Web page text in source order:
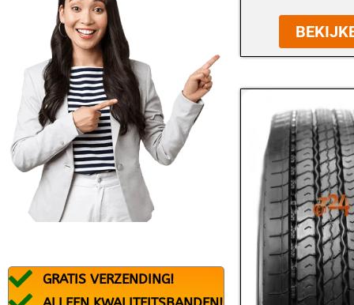
BRIDGESTONE
CONTINENTAL
DEBICA
DUNLOP
DURATURN
FALKEN
FEDERAL
FIREMAX
FORTUNA
GRATIS VERZENDING!